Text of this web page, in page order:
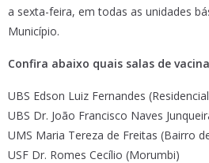
a sexta-feira, em todas as unidades
Município.
Confira abaixo quais salas de
UBS Edson Luiz Fernandes
UBS Dr. João Francisco Naves
UMS Maria Tereza de Freitas (Bairro
USF Dr. Romes Cecílio (Morumbi)